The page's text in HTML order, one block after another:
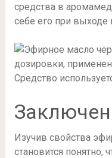
средства в
себе его при выходе
Средство
Изучив свойства
становится понятно,